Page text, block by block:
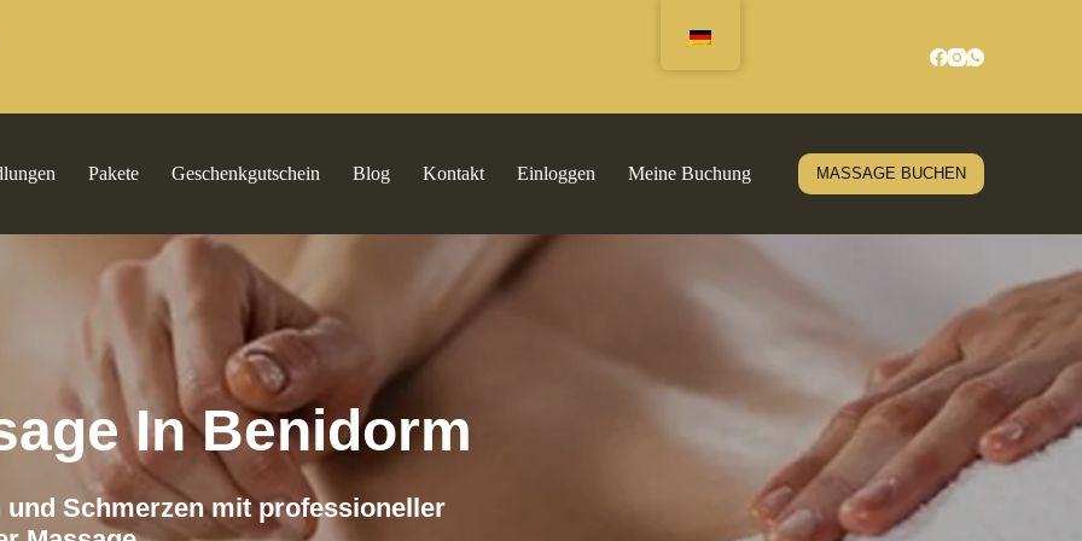
Pakete Geschenkgutschein Blog Kontakt Einloggen Meine Buchung MASSAGE BUCHEN
In Benidorm
Schmerzen mit professioneller